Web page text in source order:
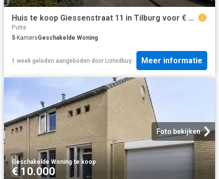
Huis te koop Giessenstraat 11 in Tilburg voor € 375.000
Putte
5 KamersGeschakelde Woning
1 week geleden aangeboden door Listedbuy Meer informatie
Foto bekijken
Geschakelde Woning·te koop
€ 10.000